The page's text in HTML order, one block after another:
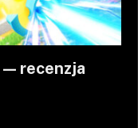
recenzja